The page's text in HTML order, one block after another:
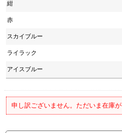
紺
赤
スカイブルー
ライラック
アイスブルー
申し訳ございません。ただいま在庫が